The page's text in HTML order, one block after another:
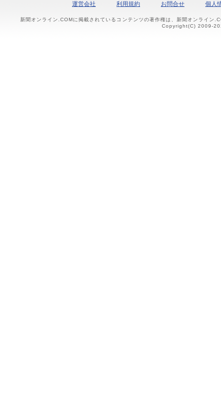
運営会社 利用規約 お問合せ 個人
新聞オンライン.COMに掲載されているコンテンツの著作権は、新聞オンライン
Copyright(C) 2009-